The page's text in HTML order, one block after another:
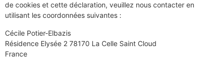
de cookies et cette déclaration, veuillez nous contacter en
utilisant les coordonnées suivantes :
Cécile Potier-Elbazis
Résidence Elysée 2 78170 La Celle Saint Cloud
France